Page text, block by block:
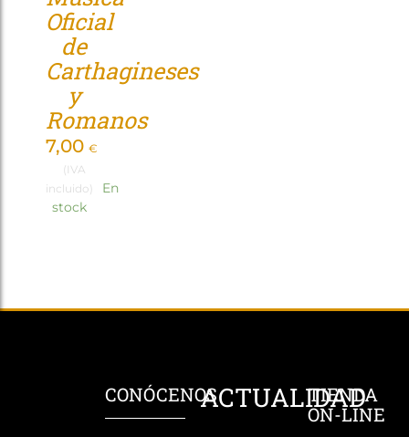
Oficial
de
Carthagineses
y
Romanos
7,00 €
(IVA
incluido)
En
stock
CONÓCENOSACTUALIDAD
TIENDA
ON-LINE